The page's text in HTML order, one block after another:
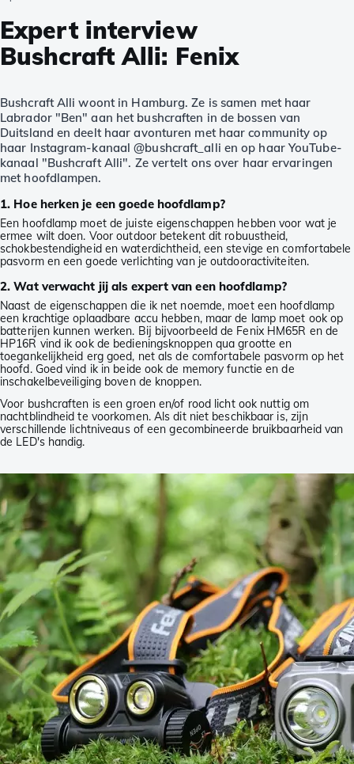
Expert interview
Bushcraft Alli: Fenix
Bushcraft Alli woont in Hamburg. Ze is samen met haar
Labrador "Ben" aan het bushcraften in de bossen van
Duitsland en deelt haar avonturen met haar community op
haar Instagram-kanaal @bushcraft_alli en op haar YouTube-
kanaal "Bushcraft Alli". Ze vertelt ons over haar ervaringen
met hoofdlampen.
1. Hoe herken je een goede hoofdlamp?
Een hoofdlamp moet de juiste eigenschappen hebben voor wat je
ermee wilt doen. Voor outdoor betekent dit robuustheid,
schokbestendigheid en waterdichtheid, een stevige en comfortabele
pasvorm en een goede verlichting van je outdooractiviteiten.
2. Wat verwacht jij als expert van een hoofdlamp?
Naast de eigenschappen die ik net noemde, moet een hoofdlamp
een krachtige oplaadbare accu hebben, maar de lamp moet ook op
batterijen kunnen werken. Bij bijvoorbeeld de Fenix HM65R en de
HP16R vind ik ook de bedieningsknoppen qua grootte en
toegankelijkheid erg goed, net als de comfortabele pasvorm op het
hoofd. Goed vind ik in beide ook de memory functie en de
inschakelbeveiliging boven de knoppen.
Voor bushcraften is een groen en/of rood licht ook nuttig om
nachtblindheid te voorkomen. Als dit niet beschikbaar is, zijn
verschillende lichtniveaus of een gecombineerde bruikbaarheid van
de LED's handig.